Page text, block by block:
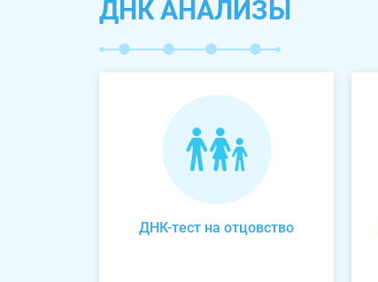
ДНК АНАЛИЗЫ
ДНК-тест на отцовство